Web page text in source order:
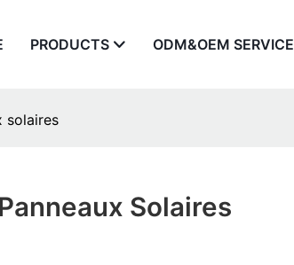
PRODUCTS ODM&OEM SERVICE
solaires
Solaires